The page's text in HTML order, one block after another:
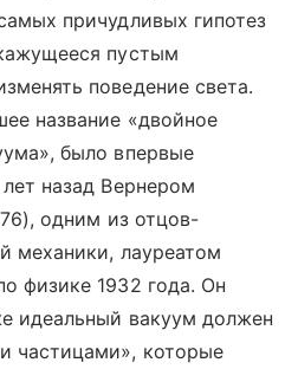
причудливых гипотез
пустым
поведение света.
название «двойное
было впервые
назад Вернером
одним из отцов-
механики, лауреатом
физике 1932 года. Он
идеальный вакуум должен
частицами», которые